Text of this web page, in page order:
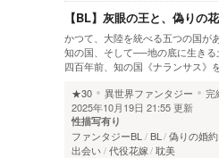
【BL】灰眼の王と、偽りの
かつて、大陸を統べる五つの国が
知の国、そして──地の底に生きる
四百年前、知の国《ナランサス》
★30
異世界ファンタジー 完
2025年10月19日 21:55 更新
性描写有り
ファンタジーBL BL 偽りの婚約
出会い 代役花嫁 耽美